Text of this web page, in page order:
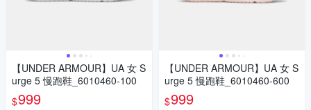
【UNDER ARMOUR】UA 女 S
urge 5 慢跑鞋_6010460-100
$999
【UNDER ARMOUR】UA 女 S
urge 5 慢跑鞋_6010460-600
$999